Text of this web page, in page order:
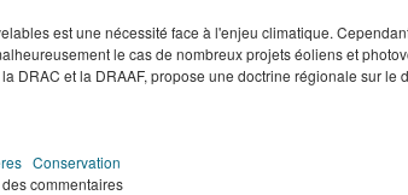
est une nécessité face à l'enjeu climatique.
le cas de nombreux projets éoliens et
DRAC et la DRAAF, propose une doctrine régionale sur
Conservation
en PACA
commentaires